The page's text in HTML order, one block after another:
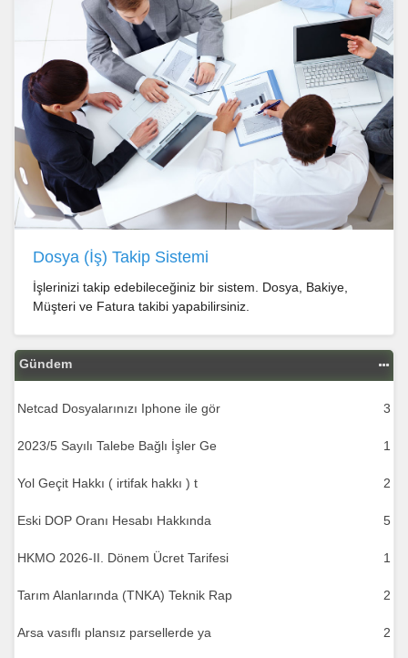
Dosya (İş) Takip Sistemi
İşlerinizi takip edebileceğiniz bir sistem. Dosya, Bakiye,
Müşteri ve Fatura takibi yapabilirsiniz.
Gündem
Netcad Dosyalarınızı Iphone ile gör 3
2023/5 Sayılı Talebe Bağlı İşler Ge 1
Yol Geçit Hakkı ( irtifak hakkı ) t 2
Eski DOP Oranı Hesabı Hakkında 5
HKMO 2026-II. Dönem Ücret Tarifesi 1
Tarım Alanlarında (TNKA) Teknik Rap 2
Arsa vasıflı plansız parsellerde ya 2